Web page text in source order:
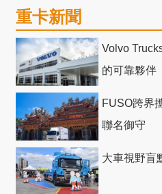
重卡新聞
Volvo
的可靠夥伴
FUSO跨界
聯名御守
大車視野盲